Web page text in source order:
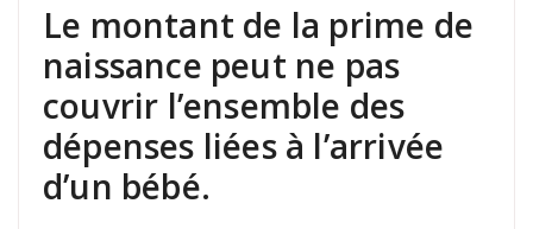
Le montant de la prime de
naissance peut ne pas
couvrir l’ensemble des
dépenses liées à l’arrivée
d’un bébé.